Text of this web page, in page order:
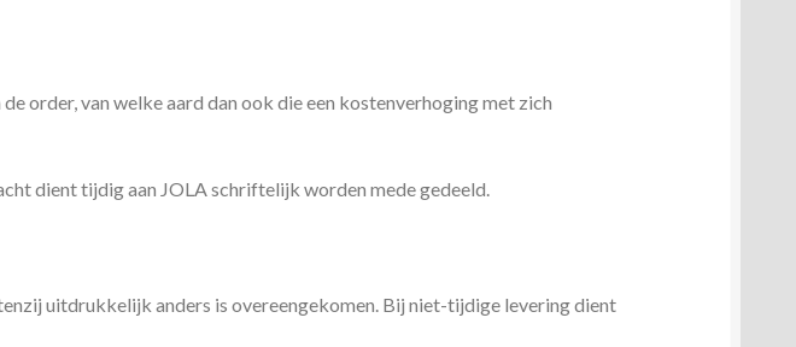
order, van welke aard dan ook die een kostenverhoging met zich
dient tijdig aan JOLA schriftelijk worden mede gedeeld.
uitdrukkelijk anders is overeengekomen. Bij niet-tijdige levering dient